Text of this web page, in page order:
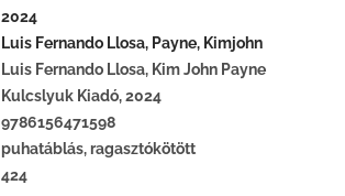
2024
Luis Fernando Llosa, Payne, Kimjohn
Luis Fernando Llosa, Kim John Payne
Kulcslyuk Kiadó, 2024
9786156471598
puhatáblás, ragasztókötött
424